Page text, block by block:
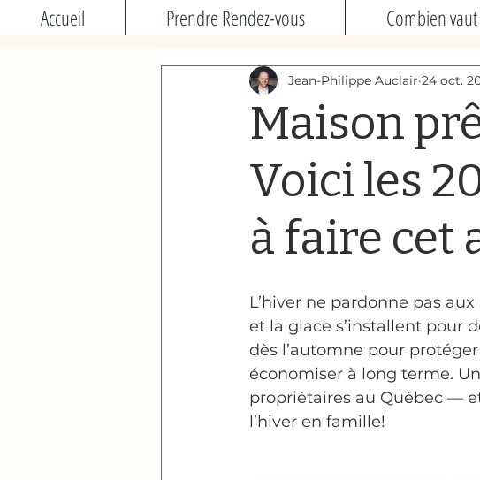
Accueil Prendre Rendez-vous Combien
Maison
Voici les
à faire cet
Jean-Philippe Auclair 24 oct.
L’hiver ne pardonne pas
et la glace s’installent pour
dès l’automne pour
économiser à long terme.
propriétaires au Québec —
l’hiver en famille!